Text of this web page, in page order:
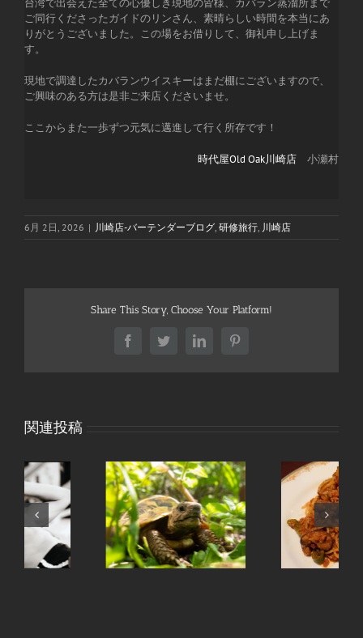
台湾で出会えた全ての心優しき現地の皆様、カバラン蒸溜所まで
ご同行くださったガイドのリンさん、素晴らしい時間を本当にあ
りがとうございました。この場をお借りして、御礼申し上げま
す。
現地で調達したカバランウイスキーはまだ棚にございますので、
ご興味のある方は是非ご来店くださいませ。
ここからまた一歩ずつ元気に邁進して行く所存です！
時代屋Old Oak川崎店 小瀬村
6月 2日, 2026 | 川崎店-バーテンダーブログ, 研修旅行, 川崎店
Share This Story, Choose Your Platform!
FacebookTwitterLinkedInPinterest
関連投稿
8月のおすすめ〜夏野
菜のカレーパスタ – 川
崎店
8月のおすすめカクテ
ル – 川崎店